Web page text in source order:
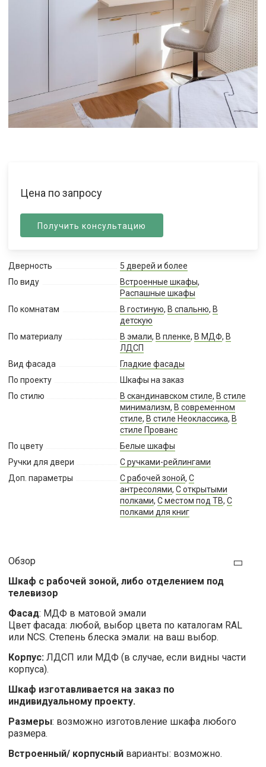
Цена по запросу
Получить консультацию
Дверность
5 дверей и более
По виду
Встроенные шкафы,
Распашные шкафы
По комнатам
В гостиную, В спальню, В
детскую
По материалу
В эмали, В пленке, В МДФ, В
ЛДСП
Вид фасада
Гладкие фасады
По проекту
Шкафы на заказ
По стилю
В скандинавском стиле, В стиле
минимализм, В современном
стиле, В стиле Неоклассика, В
стиле Прованс
По цвету
Белые шкафы
Ручки для двери
С ручками-рейлингами
Доп. параметры
С рабочей зоной, С
антресолями, С открытыми
полками, С местом под ТВ, С
полками для книг
Обзор
Шкаф с рабочей зоной, либо отделением под
телевизор
Фасад: МДФ в матовой эмали
Цвет фасада: любой, выбор цвета по каталогам RAL
или NCS. Степень блеска эмали: на ваш выбор.
Корпус: ЛДСП или МДФ (в случае, если видны части
корпуса).
Шкаф изготавливается на заказ по
индивидуальному проекту.
Размеры: возможно изготовление шкафа любого
размера.
Встроенный/ корпусный варианты: возможно.